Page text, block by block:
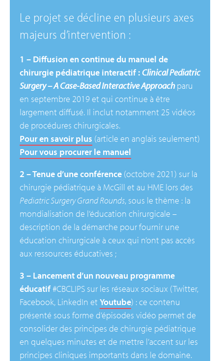
Le projet se décline en plusieurs axes
majeurs d’intervention :
1 – Diffusion en continue du manuel de
chirurgie pédiatrique interactif : Clinical Pediatric
Surgery – A Case-Based Interactive Approachparu
en septembre 2019 et qui continue à être
largement diffusé. Il inclut notamment 25 vidéos
de procédures chirurgicales.
Pour en savoir plus (article en anglais seulement)
Pour vous procurer le manuel
2 – Tenue d’une conférence (octobre 2021) sur la
chirurgie pédiatrique à McGill et au HME lors des
Pediatric Surgery Grand Rounds, sous le thème : la
mondialisation de l’éducation chirurgicale –
description de la démarche pour fournir une
éducation chirurgicale à ceux qui n’ont pas accès
aux ressources éducatives ;
3 – Lancement d’un nouveau programme
éducatif#CBCLIPS sur les réseaux sociaux (Twitter,
Facebook, LinkedIn et Youtube) : ce contenu
présenté sous forme d’épisodes vidéo permet de
consolider des principes de chirurgie pédiatrique
en quelques minutes et de mettre l’accent sur les
principes cliniques importants dans le domaine.